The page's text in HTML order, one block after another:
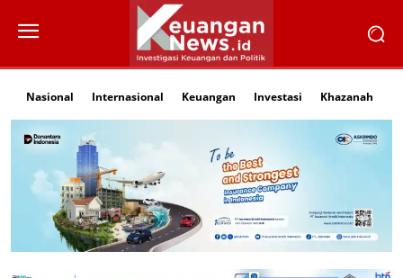
Nasional Internasional Keuangan Investasi Khazanah